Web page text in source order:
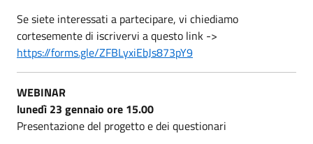
Se siete interessati a partecipare, vi chiediamo
cortesemente di iscrivervi a questo link ->
https://forms.gle/ZFBLyxiEbJs873pY9
WEBINAR
lunedì 23 gennaio ore 15.00
Presentazione del progetto e dei questionari